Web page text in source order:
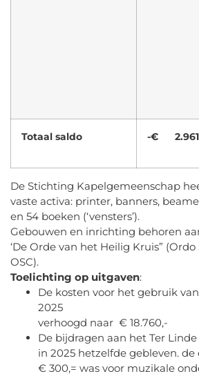
Totaal saldo -€
De Stichting Kapelgemeenschap
vaste activa: printer, banners,
en 54 boeken (‘vensters’).
Gebouwen en inrichting behoren
‘De Orde van het Heilig Kruis” (Ordo
OSC).
Toelichting op uitgaven:
De kosten voor het gebruik
2025
verhoogd naar € 18.760,-
De bijdragen aan het Ter
in 2025 hetzelfde gebleven.
€ 300,= was voor muzikale